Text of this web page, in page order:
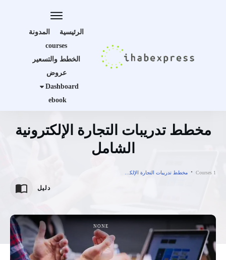
الرئيسية
المدونة
courses
الخطط والتسعير
عروض
Dashboard
ebook
مخطط تدريبات التجارة الإلكترونية
الشامل
Courses 1 مخطط تدريبات التجارة الإلكترونية الشامل
دليل
NONE